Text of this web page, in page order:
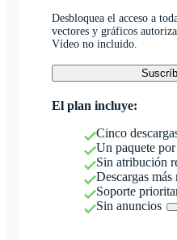
Desbloquea el acceso a
vectores y gráficos
Vídeo no incluido.
El plan incluye:
Cinco
Un paquete por
Sin atribución
Descargas más
Soporte
Sin anuncios